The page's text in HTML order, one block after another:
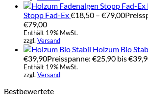
Stopp Fad-Ex€18,50 – €79,00
€79,00
Enthält 19% MwSt.
zzgl. Versand
Holzum Bio
€39,90Preisspanne: €25,90 bis
Enthält 19% MwSt.
zzgl. Versand
Bestbewertete